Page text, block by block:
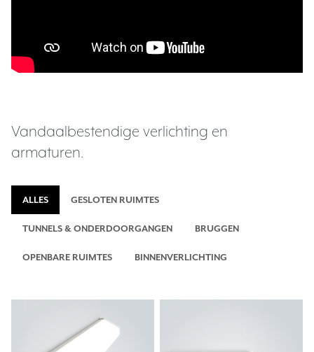
Vandaalbestendige verlichting en
armaturen.
FILTER OP
ALLES FILTER OP
GESLOTEN RUIMTES
FILTER OP
TUNNELS & ONDERDOORGANGEN FILTER OP
BRUGGEN
FILTER OP
OPENBARE RUIMTES FILTER OP
BINNENVERLICHTING